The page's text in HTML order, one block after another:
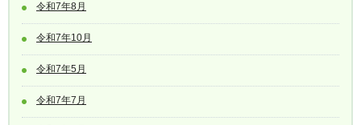
令和7年8月
令和7年10月
令和7年5月
令和7年7月